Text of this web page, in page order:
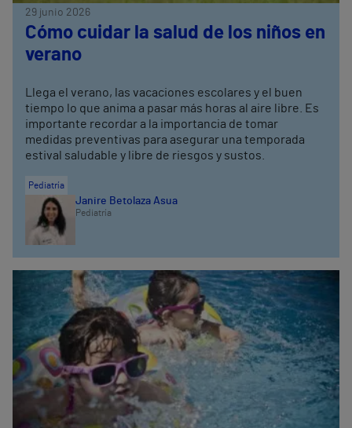
29 junio 2026
Cómo cuidar la salud de los niños en
verano
Llega el verano, las vacaciones escolares y el buen
tiempo lo que anima a pasar más horas al aire libre. Es
importante recordar a la importancia de tomar
medidas preventivas para asegurar una temporada
estival saludable y libre de riesgos y sustos.
Pediatría
Janire Betolaza Asua
Pediatría